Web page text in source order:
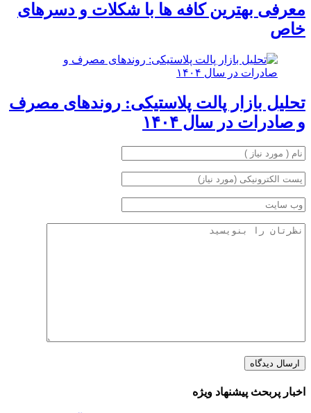
معرفی بهترین کافه ها با شکلات و دسرهای
خاص
تحلیل بازار پالت پلاستیکی: روندهای مصرف
و صادرات در سال ۱۴۰۴
اخبار پربحث پیشنهاد ویژه